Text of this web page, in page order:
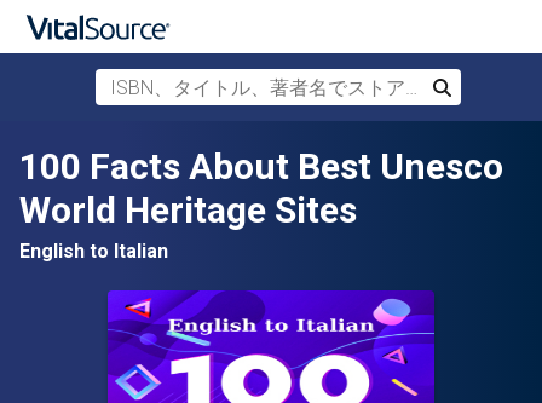
メインコンテンツへスキップ
ISBN、タイトル、著者名でストアを検索
検索
100 Facts About Best Unesco
World Heritage Sites
English to Italian